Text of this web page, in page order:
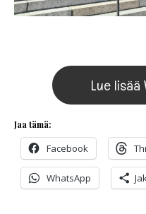
Lue lisää
Jaa tämä:
Facebook
WhatsApp